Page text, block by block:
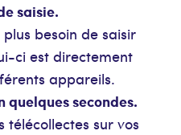
saisie.
plus besoin de saisir
ci est directement
appareils.
secondes.
télécollectes sur vos